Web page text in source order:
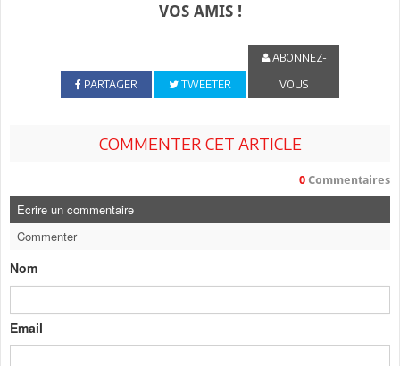
VOS AMIS !
PARTAGER TWEETER
ABONNEZ-
VOUS
COMMENTER CET ARTICLE
0 Commentaires
Ecrire un commentaire
Commenter
Nom
Email